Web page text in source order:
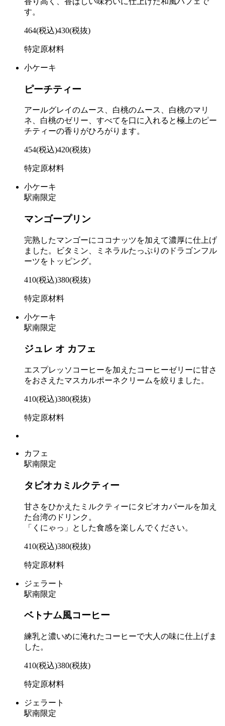
す。
464(税込)430(税抜)
特定原材料
小ケーキ
ピーチティー
アールグレイのムース、白桃のムース、白桃のマリ
ネ、白桃のゼリー、すべてを口に入れると極上のピー
チティーの香りがひろがります。
454(税込)420(税抜)
特定原材料
小ケーキ
駅南限定
マンゴープリン
完熟したマンゴーにココナッツを加えて濃厚に仕上げ
ました。ビタミン、ミネラルたっぷりのドラゴンフル
ーツをトッピング。
410(税込)380(税抜)
特定原材料
小ケーキ
駅南限定
ジュレ オ カフェ
エスプレッソコーヒーを加えたコーヒーゼリーに甘さ
をおさえたマスカルポーネクリームを絞りました。
410(税込)380(税抜)
特定原材料
カフェ
駅南限定
タピオカミルクティー
甘さをひかえたミルクティーにタピオカパールを加え
た台湾のドリンク。
「くにゃっ」とした食感を楽しんでください。
410(税込)380(税抜)
特定原材料
ジェラート
駅南限定
ベトナム風コーヒー
練乳と濃いめに淹れたコーヒーで大人の味に仕上げま
した。
410(税込)380(税抜)
特定原材料
ジェラート
駅南限定